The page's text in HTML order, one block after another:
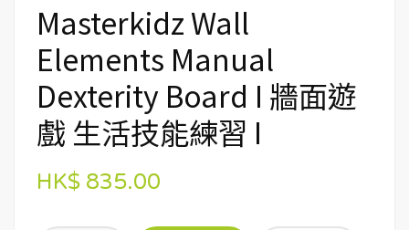
Masterkidz Wall
Elements Manual
Dexterity Board I 牆面遊
戲 生活技能練習 I
HK$ 835.00